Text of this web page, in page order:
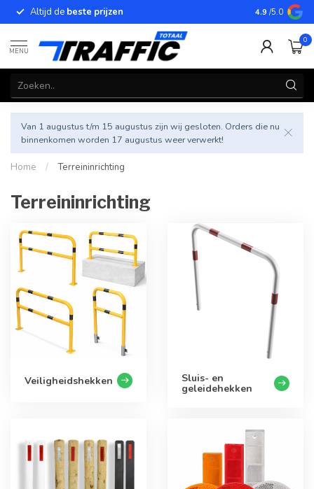
Altijd de beste prijzen Betrouwbare
4.9 /5.0
MENU
0
Van 1 augustus t/m 15 augustus zijn wij gesloten. Orders die nu
binnenkomen worden 17 augustus weer verwerkt!
Home / Terreininrichting
Terreininrichting
Veiligheidshekken Sluis- en
geleidehekken